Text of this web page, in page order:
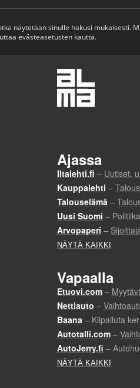
näytetään sinulle hakusi mukaisesti.
evästeasetusten kautta.